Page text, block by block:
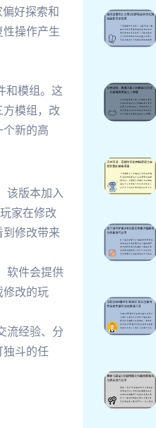
好探索和
操作产生
和模组。这
方模组，改
新的高
该版本加入
家在修改
修改带来
软件会提供
修改的玩
流经验、分
独斗的任